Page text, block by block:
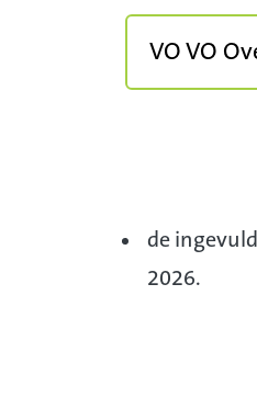
VO VO
de
2026.